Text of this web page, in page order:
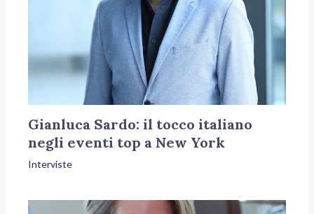
Gianluca Sardo: il tocco italiano
negli eventi top a New York
Interviste